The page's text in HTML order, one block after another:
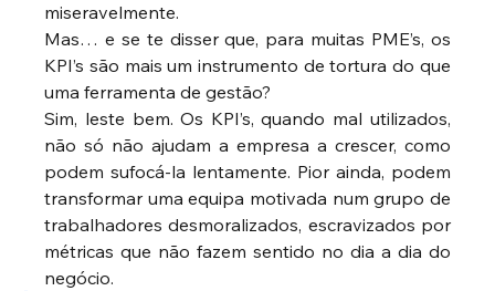
miseravelmente.
Mas… e se te disser que, para muitas PME’s, os
KPI’s são mais um instrumento de tortura do que
uma ferramenta de gestão?
Sim, leste bem. Os KPI’s, quando mal utilizados,
não só não ajudam a empresa a crescer, como
podem sufocá-la lentamente. Pior ainda, podem
transformar uma equipa motivada num grupo de
trabalhadores desmoralizados, escravizados por
métricas que não fazem sentido no dia a dia do
negócio.